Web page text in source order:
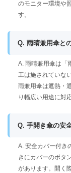
のモニター環境や
す。
Q. 雨晴兼用傘と
A. 雨晴兼用傘は「
工は施されていな
雨兼用傘は遮熱・
り幅広い用途に対
Q. 手開き傘の安
A. 安全カバー付き
きにカバーのボタ
があります。開く